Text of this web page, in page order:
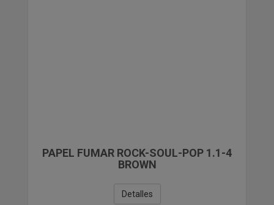
PAPEL FUMAR ROCK-SOUL-POP 1.1-4
BROWN
Detalles